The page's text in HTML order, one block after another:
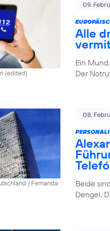
(edited)
09.
Alle
Ein
Der
/ Fernanda
08.
Beide
Dengel,